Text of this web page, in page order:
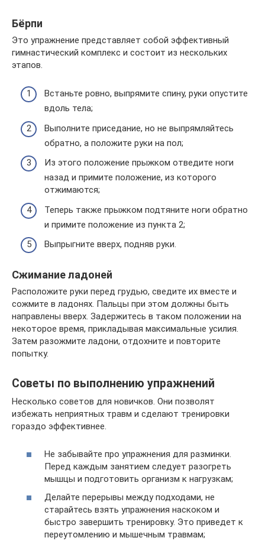
Бёрпи
Это упражнение представляет собой эффективный
гимнастический комплекс и состоит из нескольких
этапов.
Встаньте ровно, выпрямите спину, руки опустите
вдоль тела;
Выполните приседание, но не выпрямляйтесь
обратно, а положите руки на пол;
Из этого положение прыжком отведите ноги
назад и примите положение, из которого
отжимаются;
Теперь также прыжком подтяните ноги обратно
и примите положение из пункта 2;
Выпрыгните вверх, подняв руки.
Сжимание ладоней
Расположите руки перед грудью, сведите их вместе и
сожмите в ладонях. Пальцы при этом должны быть
направлены вверх. Задержитесь в таком положении на
некоторое время, прикладывая максимальные усилия.
Затем разожмите ладони, отдохните и повторите
попытку.
Советы по выполнению упражнений
Несколько советов для новичков. Они позволят
избежать неприятных травм и сделают тренировки
гораздо эффективнее.
Не забывайте про упражнения для разминки.
Перед каждым занятием следует разогреть
мышцы и подготовить организм к нагрузкам;
Делайте перерывы между подходами, не
старайтесь взять упражнения наскоком и
быстро завершить тренировку. Это приведет к
переутомлению и мышечным травмам;